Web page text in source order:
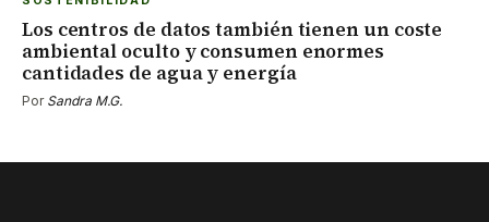
Los centros de datos también tienen un coste
ambiental oculto y consumen enormes
cantidades de agua y energía
Por Sandra M.G.